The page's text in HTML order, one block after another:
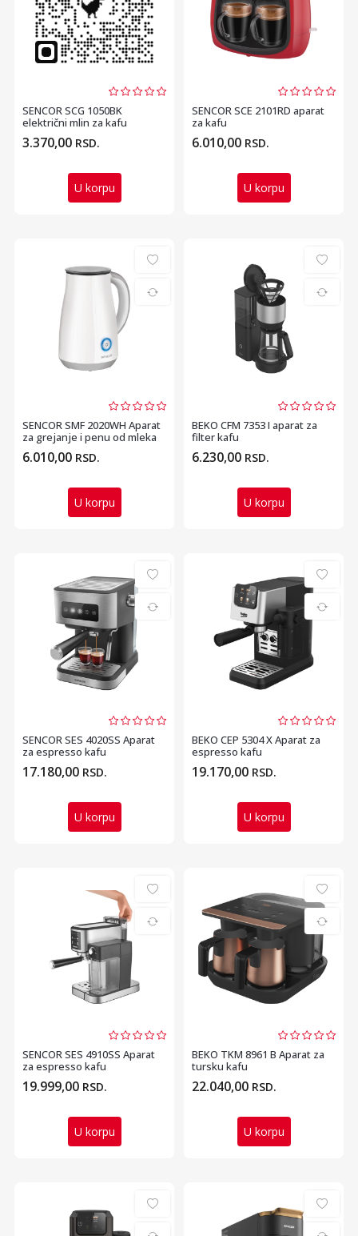
SENCOR SCG 1050BK
električni mlin za kafu
3.370,00 RSD.
U korpu
SENCOR SCE 2101RD aparat
za kafu
6.010,00 RSD.
U korpu
SENCOR SMF 2020WH Aparat
za grejanje i penu od mleka
6.010,00 RSD.
U korpu
BEKO CFM 7353 I aparat za
filter kafu
6.230,00 RSD.
U korpu
SENCOR SES 4020SS Aparat
za espresso kafu
17.180,00 RSD.
U korpu
BEKO CEP 5304 X Aparat za
espresso kafu
19.170,00 RSD.
U korpu
SENCOR SES 4910SS Aparat
za espresso kafu
19.999,00 RSD.
U korpu
BEKO TKM 8961 B Aparat za
tursku kafu
22.040,00 RSD.
U korpu